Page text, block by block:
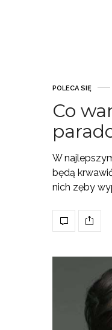
POLECA SIĘ
Co
W
będą
nich zęby